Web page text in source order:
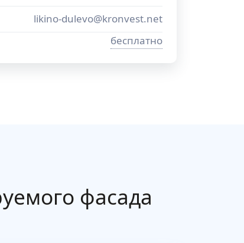
likino-dulevo@kronvest.net
бесплатно
фасада